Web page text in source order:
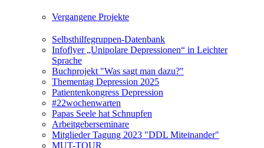
Vergangene Projekte
Selbsthilfegruppen-Datenbank
Infoflyer „Unipolare Depressionen“ in Leichter
Sprache
Buchprojekt "Was sagt man dazu?"
Thementag Depression 2025
Patientenkongress Depression
#22wochenwarten
Papas Seele hat Schnupfen
Arbeitgeberseminare
Mitglieder Tagung 2023 "DDL Miteinander"
MUT-TOUR